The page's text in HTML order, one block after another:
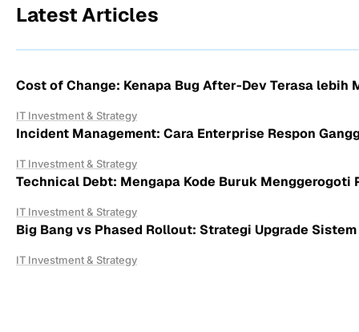
Latest Articles
Cost of Change: Kenapa Bug After-Dev Terasa lebih
IT Investment & Strategy
Incident Management: Cara Enterprise Respon
IT Investment & Strategy
Technical Debt: Mengapa Kode Buruk Menggerogoti
IT Investment & Strategy
Big Bang vs Phased Rollout: Strategi Upgrade Sistem
IT Investment & Strategy